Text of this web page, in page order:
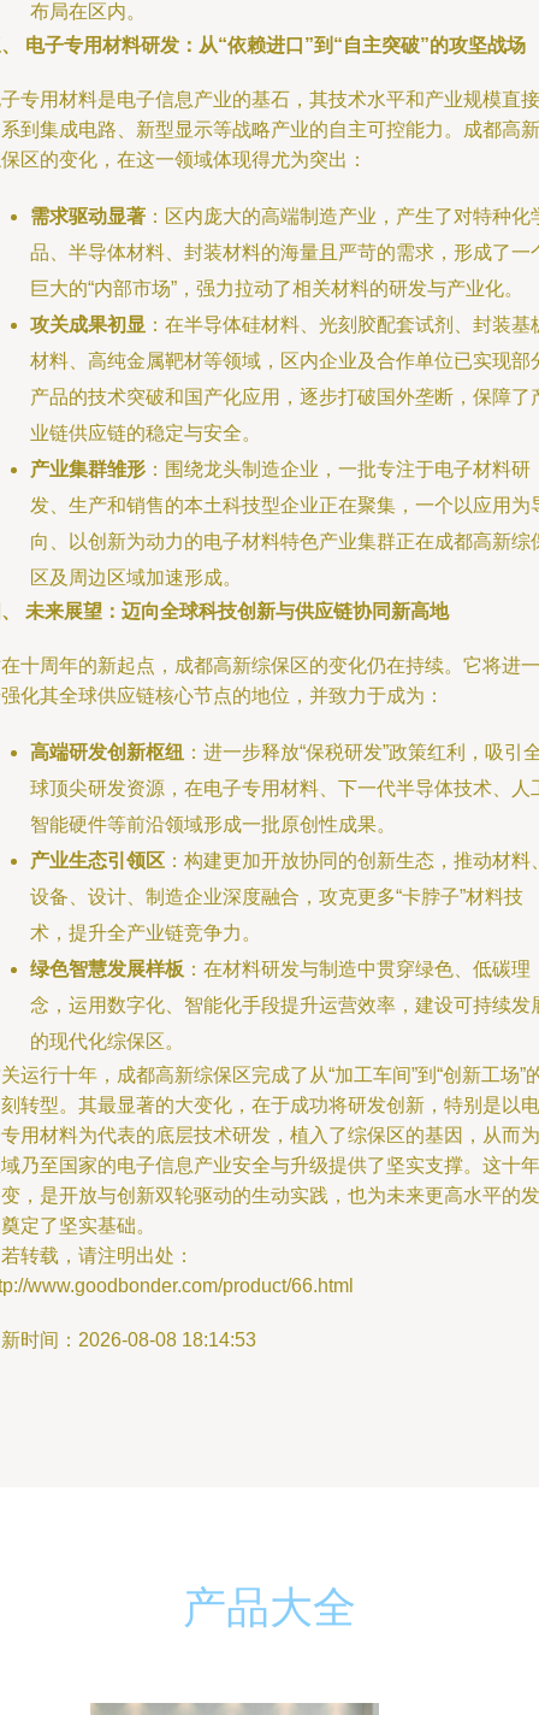
布局在区内。
电子专用材料研发：从“依赖进口”到“自主突破”的攻坚战场
专用材料是电子信息产业的基石，其技术水平和产业规模直接
到集成电路、新型显示等战略产业的自主可控能力。成都高新
区的变化，在这一领域体现得尤为突出：
需求驱动显著 ：区内庞大的高端制造产业，产生了对特种化
品、半导体材料、封装材料的海量且严苛的需求，形成了一
巨大的“内部市场”，强力拉动了相关材料的研发与产业化。
攻关成果初显 ：在半导体硅材料、光刻胶配套试剂、封装基
材料、高纯金属靶材等领域，区内企业及合作单位已实现部
产品的技术突破和国产化应用，逐步打破国外垄断，保障了
业链供应链的稳定与安全。
产业集群雏形 ：围绕龙头制造企业，一批专注于电子材料研
发、生产和销售的本土科技型企业正在聚集，一个以应用为
向、以创新为动力的电子材料特色产业集群正在成都高新综
区及周边区域加速形成。
未来展望：迈向全球科技创新与供应链协同新高地
十周年的新起点，成都高新综保区的变化仍在持续。它将进一
化其全球供应链核心节点的地位，并致力于成为：
高端研发创新枢纽
：进一步释放“保税研发”政策红利，吸引
球顶尖研发资源，在电子专用材料、下一代半导体技术、人
智能硬件等前沿领域形成一批原创性成果。
产业生态引领区 ：构建更加开放协同的创新生态，推动材料
设备、设计、制造企业深度融合，攻克更多“卡脖子”材料技
术，提升全产业链竞争力。
绿色智慧发展样板 ：在材料研发与制造中贯穿绿色、低碳理
念，运用数字化、智能化手段提升运营效率，建设可持续发
的现代化综保区。
运行十年，成都高新综保区完成了从“加工车间”到“创新工场”
转型。其最显著的大变化，在于成功将研发创新，特别是以电
用材料为代表的底层技术研发，植入了综保区的基因，从而为
乃至国家的电子信息产业安全与升级提供了坚实支撑。这十年
，是开放与创新双轮驱动的生动实践，也为未来更高水平的发
定了坚实基础。
转载，请注明出处：
www.goodbonder.com/product/66.html
时间：2026-08-08 18:14:53
产品大全